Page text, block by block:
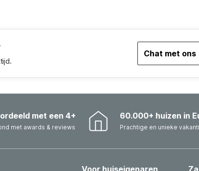
Chat met ons
met een 4+
met awards & reviews
60.000+ huizen in
Prachtige en unieke
Voor huiseigenaren